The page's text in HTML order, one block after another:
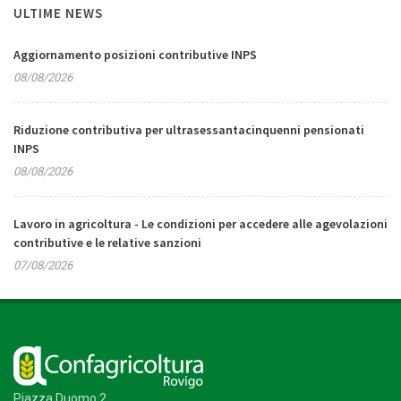
ULTIME NEWS
Aggiornamento posizioni contributive INPS
08/08/2026
Riduzione contributiva per ultrasessantacinquenni pensionati
INPS
08/08/2026
Lavoro in agricoltura - Le condizioni per accedere alle agevolazioni
contributive e le relative sanzioni
07/08/2026